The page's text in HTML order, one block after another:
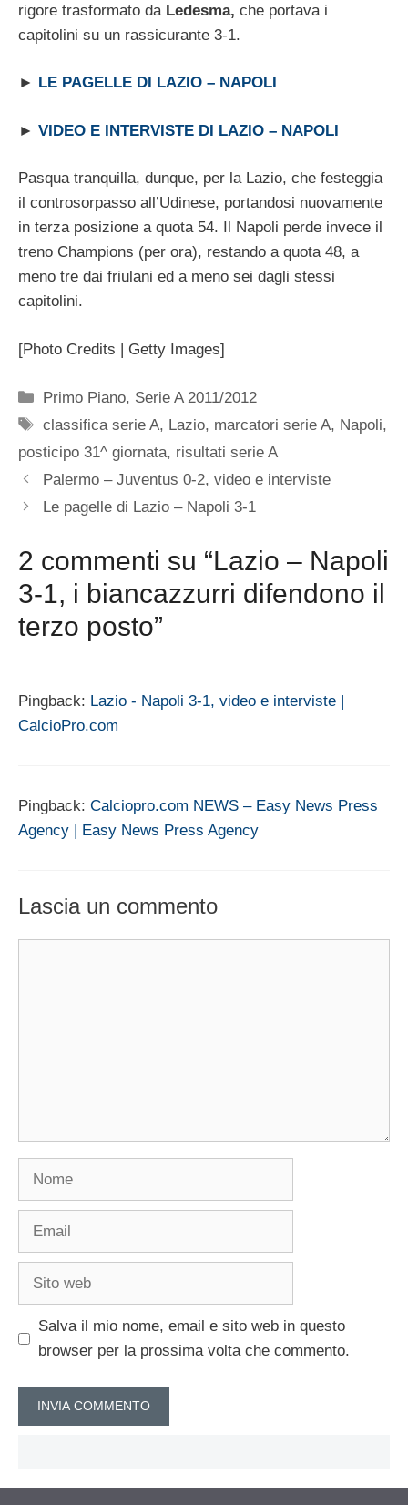
rigore trasformato da Ledesma, che portava i
capitolini su un rassicurante 3-1.
► LE PAGELLE DI LAZIO – NAPOLI
► VIDEO E INTERVISTE DI LAZIO – NAPOLI
Pasqua tranquilla, dunque, per la Lazio, che festeggia
il controsorpasso all’Udinese, portandosi nuovamente
in terza posizione a quota 54. Il Napoli perde invece il
treno Champions (per ora), restando a quota 48, a
meno tre dai friulani ed a meno sei dagli stessi
capitolini.
[Photo Credits | Getty Images]
Categorie
Primo Piano, Serie A 2011/2012
Tag
classifica serie A, Lazio, marcatori serie A, Napoli,
posticipo 31^ giornata, risultati serie A
Palermo – Juventus 0-2, video e interviste
Le pagelle di Lazio – Napoli 3-1
2 commenti su “Lazio – Napoli
3-1, i biancazzurri difendono il
terzo posto”
Pingback: Lazio - Napoli 3-1, video e interviste |
CalcioPro.com
Pingback: Calciopro.com NEWS – Easy News Press
Agency | Easy News Press Agency
Lascia un commento
Nome
Email
Sito
Salva il mio nome, email e sito web in questo
browser per la prossima volta che commento.